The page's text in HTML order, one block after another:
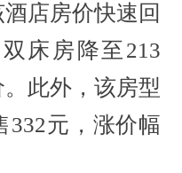
店房价快速回
床房降至213
此外，该房型
332元，涨价幅